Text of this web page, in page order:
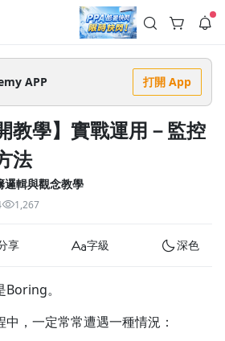
領取 上千元優惠券！
公告
．冷氣房升級｜期間快閃活動
酷暑來襲．偷偷在冷氣房升級 📈⭐️ 【冷氣房
單筆滿 NT$2,500 現折 NT$300◾活動期間：
有一週）-📣 酷暑季好康 \ 再加碼 /→ 點數回饋
課程 or 訂閱✅ 消費即享回饋 1% 點數✅ 滿
數🎁 此為 PPA 官方帳號 Line@ 專屬活動，加
道專屬活動」及「個人化推播」！
查看全部
APP 打開 App
教學】實戰運用－監控
法
邏輯與觀念教學
1,267
享 字級 深色
。
，一定常常遭遇一種情況：
--:--
1.0x
2.0x
1.5x
去逛逛
返回播放器